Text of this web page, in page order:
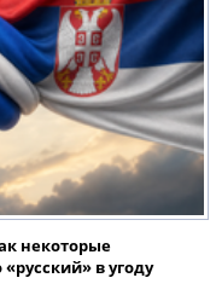
некоторые
в угоду